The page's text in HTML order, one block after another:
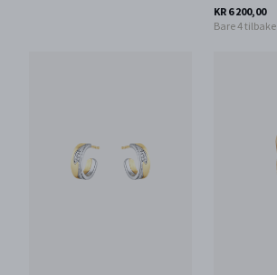
KR 6 200,00
Bare 4 tilbake